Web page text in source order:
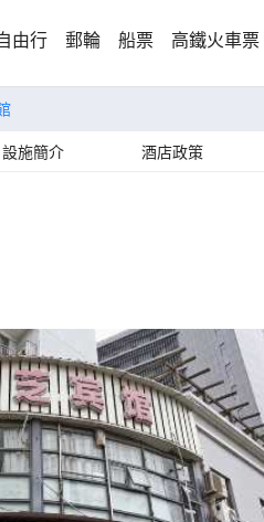
由行 郵輪 船票 高鐵火車票
設施簡介 酒店政策